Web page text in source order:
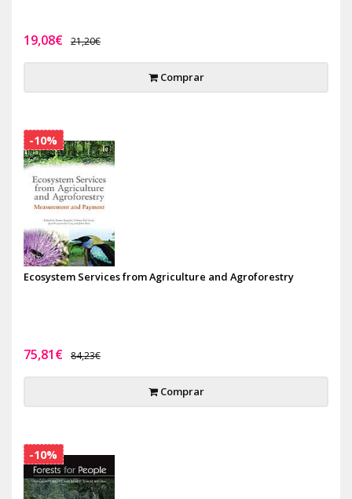
19,08€ 21,20€
Comprar
Ecosystem Services from Agriculture and Agroforestry
75,81€ 84,23€
Comprar
-10%
-10%